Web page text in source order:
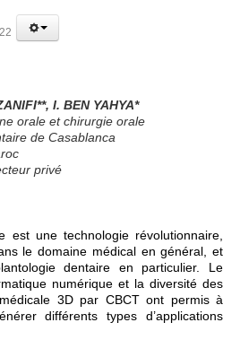
I. BEN YAHYA*
orale et chirurgie orale
de Casablanca
privé
est une technologie révolutionnaire,
le domaine médical en général, et
dentaire en particulier. Le
numérique et la diversité des
3D par CBCT ont permis à
différents types d’applications